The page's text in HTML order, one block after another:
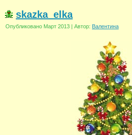
skazka_elka
Опубликовано Март 2013 | Автор: Валентина